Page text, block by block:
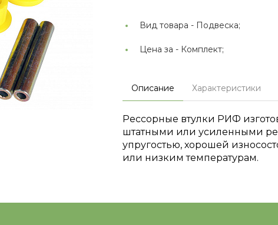
Вид товара - Подвеска;
Цена за - Комплект;
Описание Характеристики
Рессорные втулки РИФ
штатными или усиленными
упругостью, хорошей
или низким температурам.